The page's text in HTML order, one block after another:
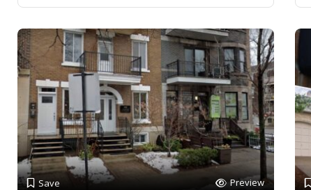
Save Preview